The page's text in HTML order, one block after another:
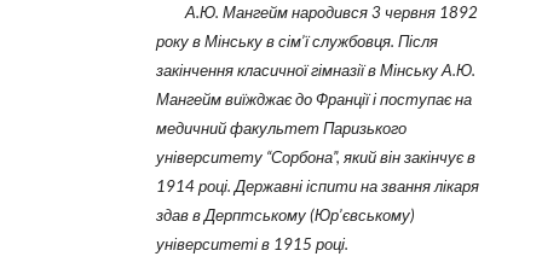
А.Ю. Мангейм народився 3 червня 1892
року в Мінську в сім’ї службовця. Після
закінчення класичної гімназії в Мінську А.Ю.
Мангейм виїжджає до Франції і поступає на
медичний факультет Паризького
університету “Сорбона”, який він закінчує в
1914 році. Державні іспити на звання лікаря
здав в Дерптському (Юр’євському)
університеті в 1915 році.